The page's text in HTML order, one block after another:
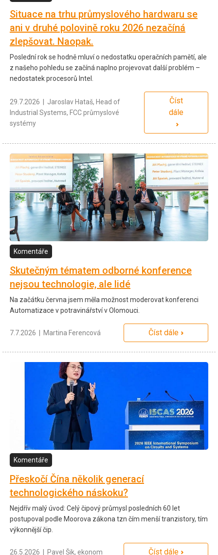
Situace na trhu průmyslového hardwaru se
ani v druhé polovině roku 2026 nezačíná
zlepšovat. Naopak.
Poslední rok se hodně mluví o nedostatku operačních pamětí, ale
z našeho pohledu se začíná naplno projevovat další problém –
nedostatek procesorů Intel.
29.7.2026 | Jaroslav Hataš, Head of
Industrial Systems, FCC průmyslové
systémy
Číst
dále
Komentáře
Skutečným tématem odborné konference
nejsou technologie, ale lidé
Na začátku června jsem měla možnost moderovat konferenci
Automatizace v potravinářství v Olomouci.
7.7.2026 | Martina Ferencová Číst dále
Komentáře
Přeskočí Čína několik generací
technologického náskoku?
Nejdřív malý úvod: Celý čipový průmysl posledních 60 let
postupoval podle Moorova zákona tzn čím menší tranzistory, tím
výkonnější čip.
26.5.2026 | Pavel Šik, ekonom Číst dále